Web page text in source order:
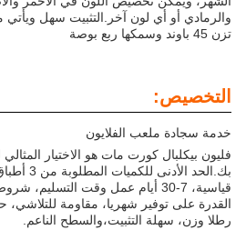
والرمادي أو أي لون آخر.التثبيت سهل ويأتي
تزن 45 باوند وسمكها ربع بوصة
التخصيص:
خدمة سجادة ملعب الفلايون
فليون بيكلبال كورت مات هو الاختيار
بك.الحد
رطلا وزن، سهلة التثبيت،والسطح الناعم.